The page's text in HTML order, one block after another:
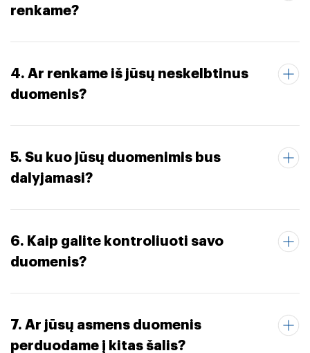
renkame?
4. Ar renkame iš jūsų neskelbtinus
duomenis?
5. Su kuo jūsų duomenimis bus
dalyjamasi?
6. Kaip galite kontroliuoti savo
duomenis?
7. Ar jūsų asmens duomenis
perduodame į kitas šalis?